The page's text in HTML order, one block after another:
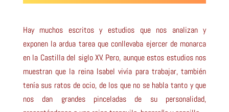
Hay muchos escritos y estudios que nos analizan y
exponen la ardua tarea que conllevaba ejercer de monarca
en la Castilla del siglo XV. Pero, aunque estos estudios nos
muestran que la reina Isabel vivía para trabajar, también
tenía sus ratos de ocio, de los que no se habla tanto y que
nos dan grandes pinceladas de su personalidad,